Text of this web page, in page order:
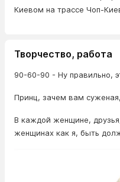
Киевом на трассе Чоп-
Творчество, работа
90-60-90 - Ну правильно,
Принц, зачем вам
В каждой женщине,
женщинах как я, быть